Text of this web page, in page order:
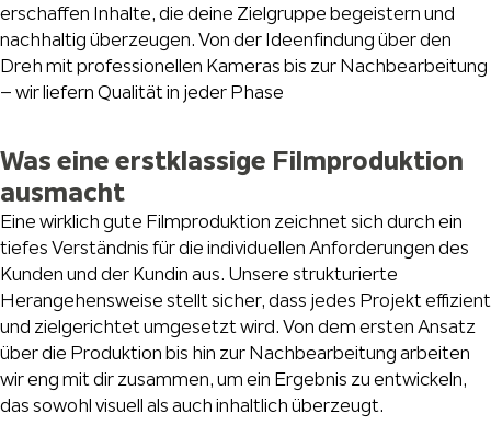
erschaffen Inhalte, die deine Zielgruppe begeistern und
nachhaltig überzeugen. Von der Ideenfindung über den
Dreh mit professionellen Kameras bis zur Nachbearbeitung
– wir liefern Qualität in jeder Phase
Was eine erstklassige Filmproduktion
ausmacht
Eine wirklich gute Filmproduktion zeichnet sich durch ein
tiefes Verständnis für die individuellen Anforderungen des
Kunden und der Kundin aus. Unsere strukturierte
Herangehensweise stellt sicher, dass jedes Projekt effizient
und zielgerichtet umgesetzt wird. Von dem ersten Ansatz
über die Produktion bis hin zur Nachbearbeitung arbeiten
wir eng mit dir zusammen, um ein Ergebnis zu entwickeln,
das sowohl visuell als auch inhaltlich überzeugt.